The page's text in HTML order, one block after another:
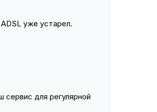
уже устарел.
для регулярной